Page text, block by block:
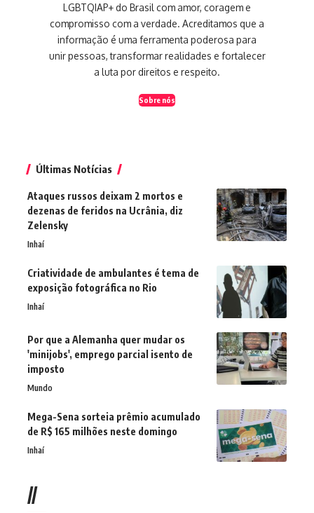
LGBTQIAP+ do Brasil com amor, coragem e
compromisso com a verdade. Acreditamos que a
informação é uma ferramenta poderosa para
unir pessoas, transformar realidades e fortalecer
a luta por direitos e respeito.
Sobre nós
Últimas Notícias
Ataques russos deixam 2 mortos e
dezenas de feridos na Ucrânia, diz
Zelensky
Inhaí
Criatividade de ambulantes é tema de
exposição fotográfica no Rio
Inhaí
Por que a Alemanha quer mudar os
'minijobs', emprego parcial isento de
imposto
Mundo
Mega-Sena sorteia prêmio acumulado
de R$ 165 milhões neste domingo
Inhaí
//